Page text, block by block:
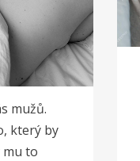
mužů.
který by
mu to